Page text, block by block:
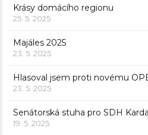
Krásy domácího regionu
25. 5. 2025
Majáles 2025
23. 5. 2025
Hlasoval jsem proti novému
23. 5. 2025
Senátorská stuha pro SDH
19. 5. 2025